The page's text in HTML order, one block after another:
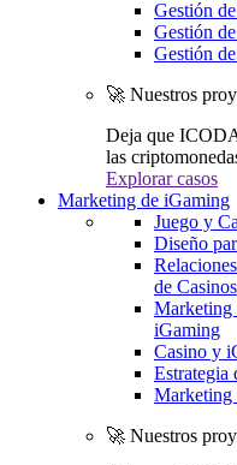
Gestión
Gestión
Gestión
🚀 Nuestros
Deja que
las
Explorar casos
Marketing de iGaming
Juego y
Diseño
de Casinos
Marketing
iGaming
Casino y
Estrategia
Marketing
🚀 Nuestros